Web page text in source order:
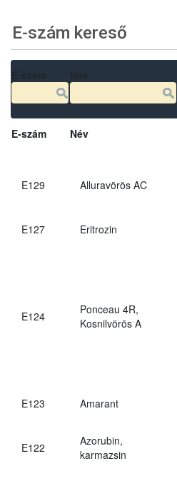
E-szám kereső
E-szám Név
E129 Alluravörös AC
E127
Eritrozin
E124
Ponceau 4R,
Kosnilvörös A
E123
Amarant
E122
Azorubin,
karmazsin